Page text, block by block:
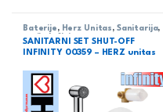
Baterije , Herz Unitas , Sanitarija,
serija Infinity
SANITARNI SET SHUT-OFF
INFINITY 00359 – HERZ unitas